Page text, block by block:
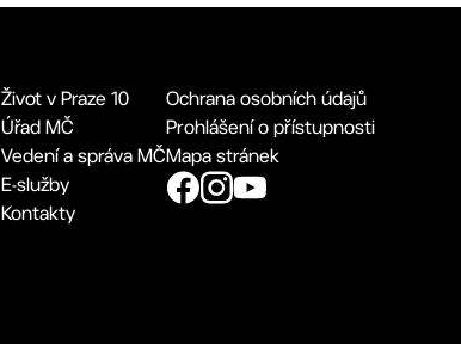
Život v Praze 10
Úřad MČ
Vedení a správa MČ
E-služby
Kontakty
Ochrana osobních údajů
Prohlášení o přístupnosti
Mapa stránek